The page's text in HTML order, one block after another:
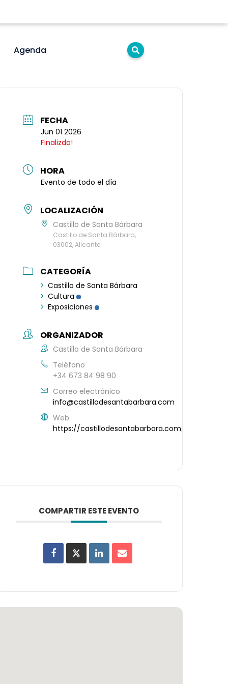
Agenda
FECHA
Jun 01 2026
Finalizdo!
HORA
Evento de todo el día
LOCALIZACIÓN
Castillo de Santa Bárbara
Castillo de Santa Bárbara,
03002, Alicante
CATEGORÍA
Castillo de Santa Bárbara
Cultura
Exposiciones
ORGANIZADOR
Castillo de Santa Bárbara
Teléfono
+34 673 84 98 90
Correo electrónico
info@castillodesantabarbara.com
Web
https://castillodesantabarbara.com/
COMPARTIR ESTE EVENTO